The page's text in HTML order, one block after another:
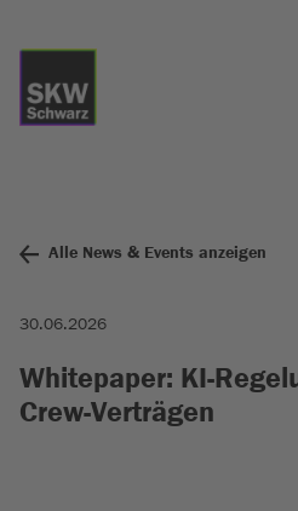
Alle News & Events anzeigen
30.06.2026
Whitepaper: KI-
Crew-Verträgen